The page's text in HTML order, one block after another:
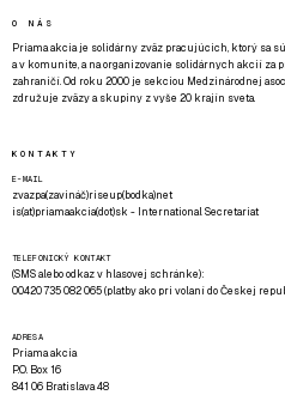
O NÁS
Priama akcia je solidárny zväz pracujúcich, ktorý sa
a v komunite, a na organizovanie solidárnych akcií za
zahraničí. Od roku 2000 je sekciou Medzinárodnej
združuje zväzy a skupiny z vyše 20 krajín sveta.
KONTAKTY
E-MAIL
zvazpa(zavináč)riseup(bodka)net
is(at)priamaakcia(dot)sk - International Secretariat
TELEFONICKÝ KONTAKT
(SMS alebo odkaz v hlasovej schránke):
00420 735 082 065 (platby ako pri volaní do Českej
ADRESA
Priama akcia
P.O. Box 16
841 06 Bratislava 48